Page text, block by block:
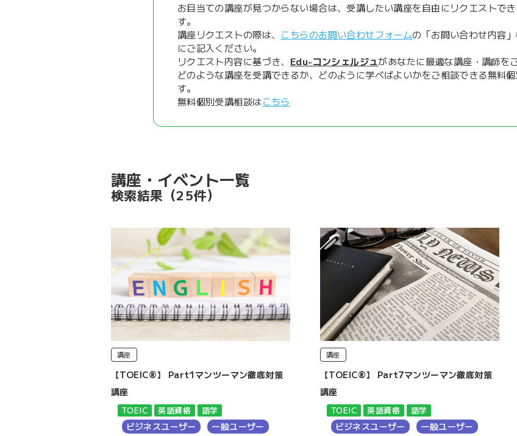
お目当ての講座が見つからない場合は、受講したい講座を自由にリクエストで
す。
講座リクエストの際は、 こちらのお問い合わせフォームの「お問い合わせ内容
にご記入ください。
リクエスト内容に基づき、 Edu-コンシェルジュがあなたに最適な講座・講師を
どのような講座を受講できるか、どのように学べばよいかをご相談できる無料
す。
無料個別受講相談はこちら
講座・イベント一覧
検索結果 （25件）
講座
【TOEIC®】 Part1マンツーマン徹底対策
講座
TOEIC 英語資格 語学
ビジネスユーザー
一般ユーザー
講座
【TOEIC®】 Part7マンツーマン徹底対策
講座
TOEIC 英語資格 語学
ビジネスユーザー
一般ユーザー